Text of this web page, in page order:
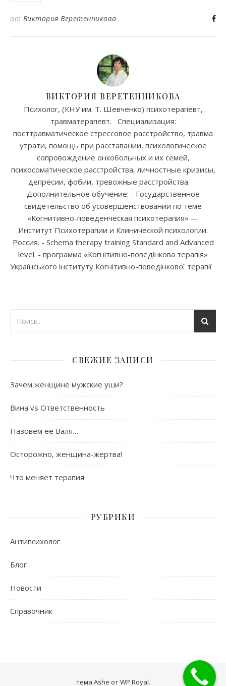
от Виктория Веретенникова
ВИКТОРИЯ ВЕРЕТЕННИКОВА
Психолог, (КНУ им. Т. Шевченко) психотерапевт,
травматерапевт. Специализация:
посттравматическое стрессовое расстройство, травма
утрати, помощь при расставании, психологическое
сопровождение онкобольных и их семей,
психосоматическое расстройства, личностные кризисы,
депресии, фобии, тревожные расстройства.
Дополнительное обучение: - Государственное
свидетельство об усовершенствовании по теме
«Когнитивно-поведенческая психотерапия» —
Институт Психотерапии и Клинической психологии.
Россия. - Schema therapy training Standard and Advanced
level. - программа «Когнітивно-поведінкова терапія»
Українського інституту Когнітивно-поведінкової терапії
СВЕЖИЕ ЗАПИСИ
Зачем женщине мужские уши?
Вина vs Ответственность
Назовем её Валя…
Осторожно, женщина-жертва!
Что меняет терапия
РУБРИКИ
Антипсихолог
Блог
Новости
Справочник
тема Ashe отWP Royal.